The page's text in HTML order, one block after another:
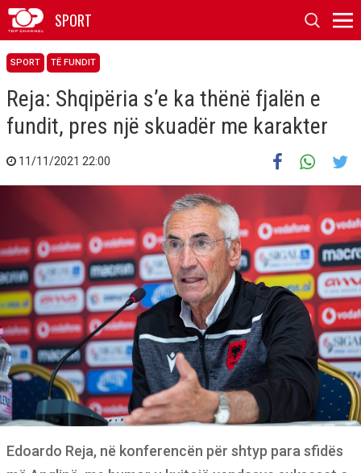
SPORT
SPORT TË FUNDIT
Reja: Shqipëria s’e ka thënë fjalën e
fundit, pres një skuadër me karakter
11/11/2021 22:00
Edoardo Reja, në konferencën për shtyp para sfidës